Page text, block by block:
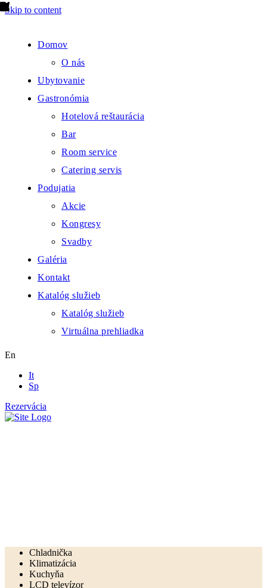
Skip to content
Domov
O nás
Ubytovanie
Gastronómia
Hotelová reštaurácia
Bar
Room service
Catering servis
Podujatia
Akcie
Kongresy
Svadby
Galéria
Kontakt
Katalóg služieb
Katalóg služieb
Virtuálna prehliadka
En
It
Sp
Rezervácia
Chladnička
Klimatizácia
Kuchyňa
LCD televízor